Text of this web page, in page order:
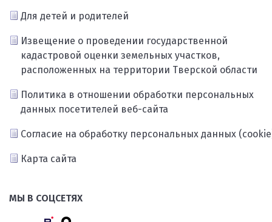
Для детей и родителей
Извещение о проведении государственной
кадастровой оценки земельных участков,
расположенных на территории Тверской области
Политика в отношении обработки персональных
данных посетителей веб-сайта
Согласие на обработку персональных данных
Карта сайта
МЫ В СОЦСЕТЯХ